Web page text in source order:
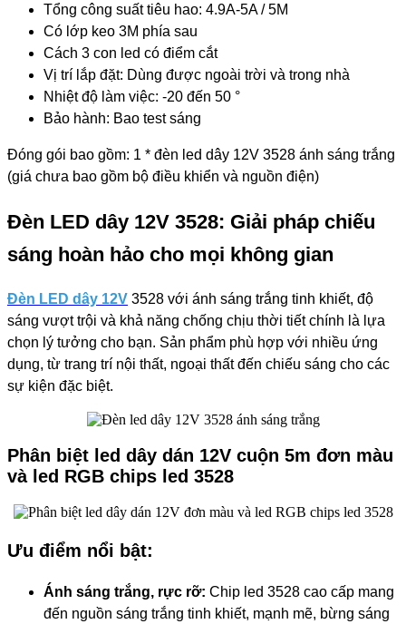
Tổng công suất tiêu hao: 4.9A-5A / 5M
Có lớp keo 3M phía sau
Cách 3 con led có điểm cắt
Vị trí lắp đặt: Dùng được ngoài trời và trong nhà
Nhiệt độ làm việc: -20 đến 50 °
Bảo hành: Bao test sáng​
​Đóng gói bao gồm: 1 * đèn led dây 12V 3528 ánh sáng trắng
(giá chưa bao gồm bộ điều khiển và nguồn điện)
Đèn LED dây 12V 3528: Giải pháp chiếu
sáng hoàn hảo cho mọi không gian
Đèn LED dây 12V 3528 với ánh sáng trắng tinh khiết, độ
sáng vượt trội và khả năng chống chịu thời tiết chính là lựa
chọn lý tưởng cho bạn. Sản phẩm phù hợp với nhiều ứng
dụng, từ trang trí nội thất, ngoại thất đến chiếu sáng cho các
sự kiện đặc biệt.
Phân biệt led dây dán 12V cuộn 5m đơn màu
và led RGB chips led 3528
Ưu điểm nổi bật:
Ánh sáng trắng, rực rỡ: Chip led 3528 cao cấp mang
đến nguồn sáng trắng tinh khiết, mạnh mẽ, bừng sáng